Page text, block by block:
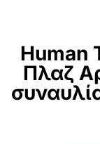
Human
Πλαζ